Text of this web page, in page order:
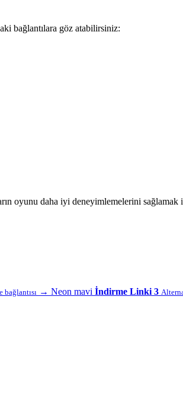
bağlantılara göz atabilirsiniz:
oyunu daha iyi deneyimlemelerini sağlamak
bağlantısı → Neon mavi İndirme Linki 3